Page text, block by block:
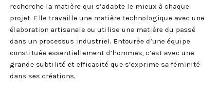
recherche la matière qui s’adapte le mieux à chaque
projet. Elle travaille une matière technologique avec une
élaboration artisanale ou utilise une matière du passé
dans un processus industriel. Entourée d’une équipe
constituée essentiellement d’hommes, c’est avec une
grande subtilité et efficacité que s’exprime sa féminité
dans ses créations.